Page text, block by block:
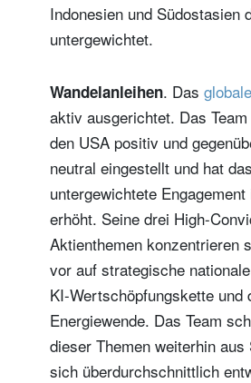
Indonesien und Südostasien
untergewichtet.
Wandelanleihen. Das
aktiv ausgerichtet. Das
den USA positiv und
neutral eingestellt und hat
untergewichtete
erhöht. Seine drei High-
Aktienthemen konzentrieren
vor auf strategische
KI-Wertschöpfungskette und
Energiewende. Das Team
dieser Themen weiterhin aus
sich überdurchschnittlich